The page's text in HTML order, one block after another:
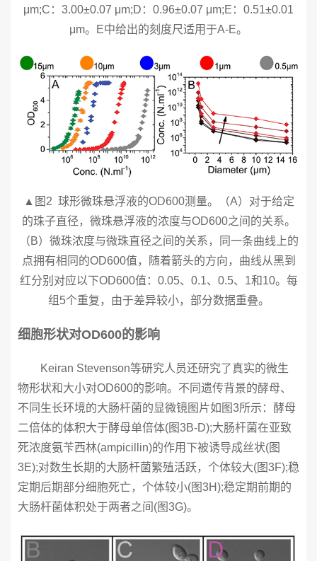
μm;C：3.00±0.07 μm;D：0.96±0.07 μm;E：0.51±0.01
μm。E中给出的刻度尺适用于A-E。
▲图2 球形微珠悬浮液的OD600测量。（A）对于给定
的珠子直径，微珠悬浮液的浓度与OD600之间的关系。
（B）微珠浓度与微珠直径之间的关系，同一条曲线上的
点拥有相同的OD600值，随着箭头的方向，曲线从黑到
红分别对应以下OD600值：0.05、0.1、0.5、1和10。每
组5个重复，由于差异较小，部分数据重叠。
细胞形状对OD600的影响
Keiran Stevenson等研究人员还研究了真实的微生
物形状和大小对OD600的影响。不同遗传背景的酵母、
不同生长环境的大肠杆菌的显微镜图片如图3所示：酵母
二倍体的体积大于酵母单倍体(图3B-D);大肠杆菌在亚致
死浓度氨苄西林(ampicillin)的作用下被诱导成丝状(图
3E);对数生长期的大肠杆菌繁殖活跃，个体较大(图3F);稳
定期后期部分细胞死亡，个体较小(图3H);稳定期前期的
大肠杆菌体积处于两者之间(图3G)。